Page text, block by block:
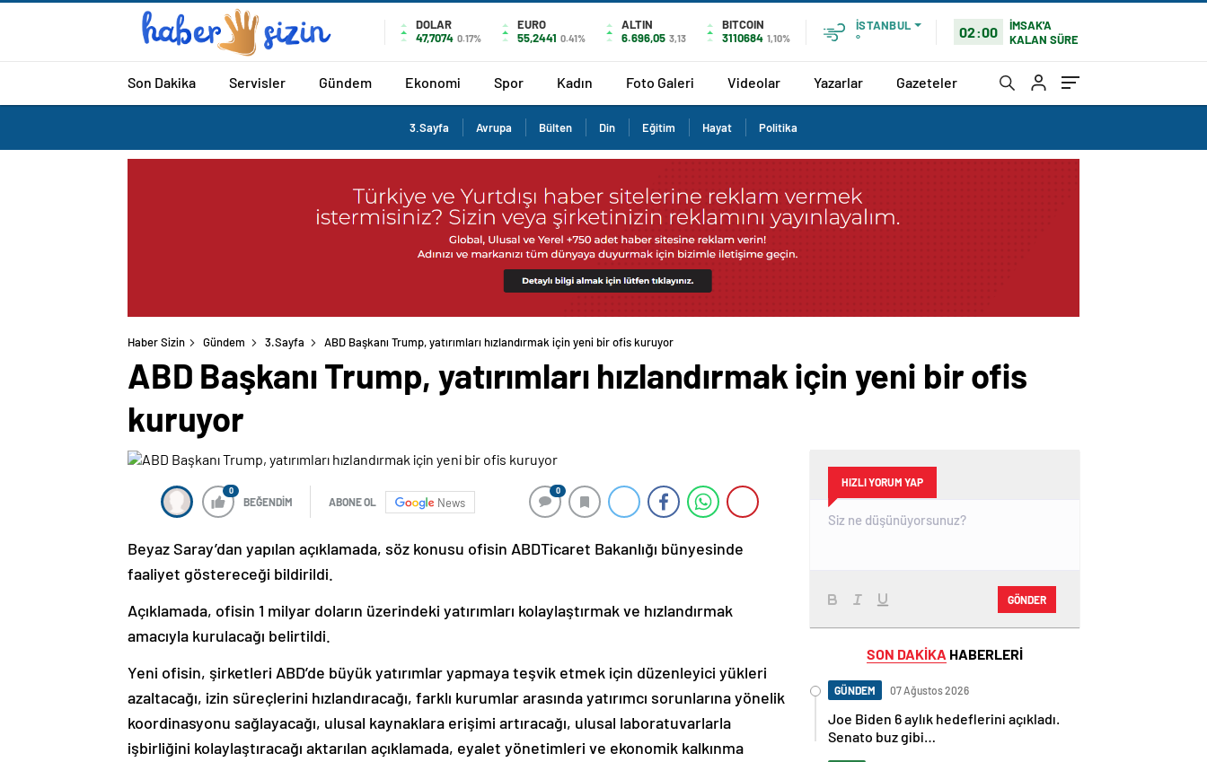
DOLAR
47,7074 0.17%
EURO
55,2441 0.41%
ALTIN
6.696,05 3,13
BITCOIN
3110684 1,10%
İSTANBUL
°
02:00
İMSAK'A
KALAN SÜRE
Son Dakika Servisler Gündem Ekonomi Spor Kadın Foto Galeri Videolar Yazarlar Gazeteler
3.Sayfa Avrupa Bülten Din Eğitim Hayat Politika
Haber Sizin Gündem 3.Sayfa ABD Başkanı Trump, yatırımları hızlandırmak için yeni bir ofis kuruyor
ABD Başkanı Trump, yatırımları hızlandırmak için yeni bir ofis
kuruyor
0
BEĞENDİM ABONE OL News
0
Beyaz Saray’dan yapılan açıklamada, söz konusu ofisin ABDTicaret Bakanlığı bünyesinde
faaliyet göstereceği bildirildi.
Açıklamada, ofisin 1 milyar doların üzerindeki yatırımları kolaylaştırmak ve hızlandırmak
amacıyla kurulacağı belirtildi.
Yeni ofisin, şirketleri ABD’de büyük yatırımlar yapmaya teşvik etmek için düzenleyici yükleri
azaltacağı, izin süreçlerini hızlandıracağı, farklı kurumlar arasında yatırımcı sorunlarına yönelik
koordinasyonu sağlayacağı, ulusal kaynaklara erişimi artıracağı, ulusal laboratuvarlarla
işbirliğini kolaylaştıracağı aktarılan açıklamada, eyalet yönetimleri ve ekonomik kalkınma
HIZLI YORUM YAP
GÖNDER
SON DAKİKA HABERLERİ
GÜNDEM 07 Ağustos 2026
Joe Biden 6 aylık hedeflerini açıkladı.
Senato buz gibi…